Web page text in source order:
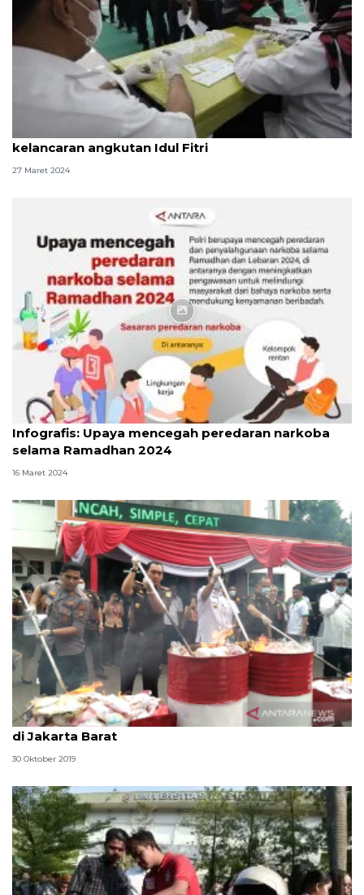
Daop 8 tes narkoba petugas KA pastikan
kelancaran angkutan Idul Fitri
27 Maret 2024
Infografik
Infografis: Upaya mencegah peredaran narkoba
selama Ramadhan 2024
16 Maret 2024
Barang bukti narkoba paling banyak dimusnahkan
di Jakarta Barat
30 Oktober 2019